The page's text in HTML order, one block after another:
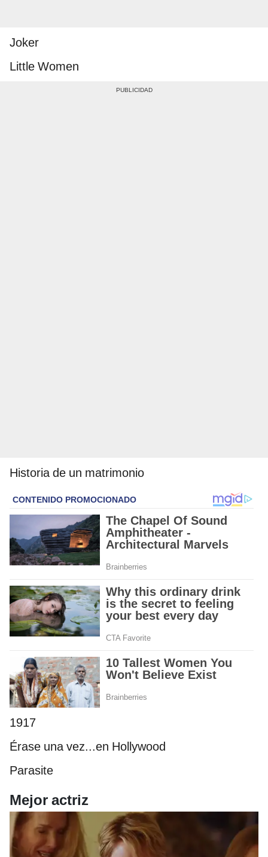
Joker
Little Women
Historia de un matrimonio
1917
Érase una vez...en Hollywood
Parasite
Mejor actriz